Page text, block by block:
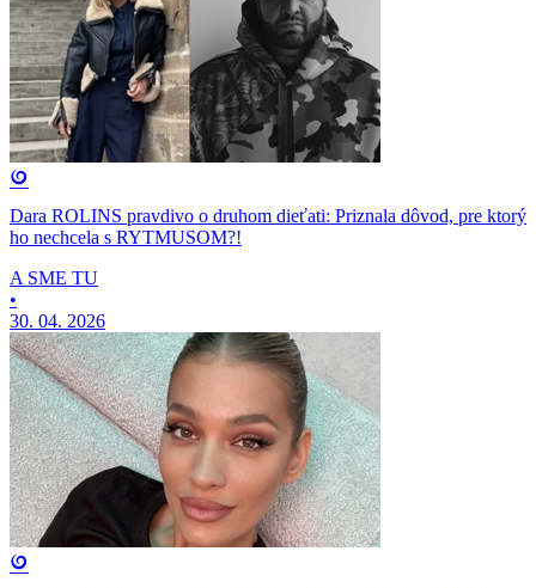
Dara ROLINS pravdivo o druhom dieťati: Priznala dôvod, pre ktorý
ho nechcela s RYTMUSOM?!
A SME TU
•
30. 04. 2026